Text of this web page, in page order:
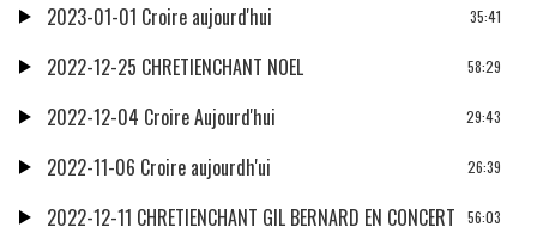
2023-01-01 Croire aujourd'hui 35:41
2022-12-25 CHRETIENCHANT NOEL 58:29
2022-12-04 Croire Aujourd'hui 29:43
2022-11-06 Croire aujourdh'ui 26:39
2022-12-11 CHRETIENCHANT GIL BERNARD EN CONCERT 56:03